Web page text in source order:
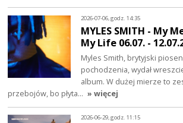
2026-07-06, godz. 14:35
MYLES SMITH - My
My Life 06.07. -
Myles Smith, brytyjski
pochodzenia, wydał
album. W dużej mierze to
przebojów, bo płyta… » więcej
2026-06-29, godz. 11:15